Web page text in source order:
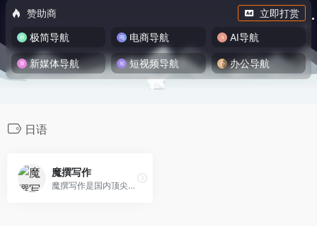
赞助商
立即打赏
极简导航
电商导航 AI导航
新媒体导航 短视频导航 办公导航
日语
魔撰写作
魔撰写作是国内顶尖AI写作助手，轻松帮你遣词造句，润色文采，改写文风，提取文案，校对文案，收藏笔记，搜索字词，更有多语种翻译，助你文采更上一层楼。